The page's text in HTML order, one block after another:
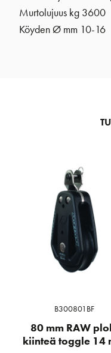
Murtolujuus kg 3600
Köyden Ø mm 10-16
B300801BF
80 mm RAW
kiinteä toggle 14